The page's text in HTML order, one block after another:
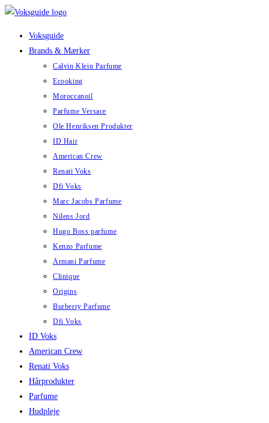
Skip
Voksguide
Brands & Mærker
Calvin Klein Parfume
Ecooking
Moroccanoil
Parfume Versace
Ole Henriksen Produkter
ID Hair
American Crew
Renati Voks
Dfi Voks
Marc Jacobs Parfume
Nilens Jord
Hugo Boss parfume
Kenzo Parfume
Armani Parfume
Clinique
Origins
Burberry Parfume
Dfi Voks
ID Voks
American Crew
Renati Voks
Hårprodukter
Parfume
Hudpleje